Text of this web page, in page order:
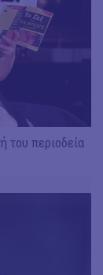
του περιοδεία